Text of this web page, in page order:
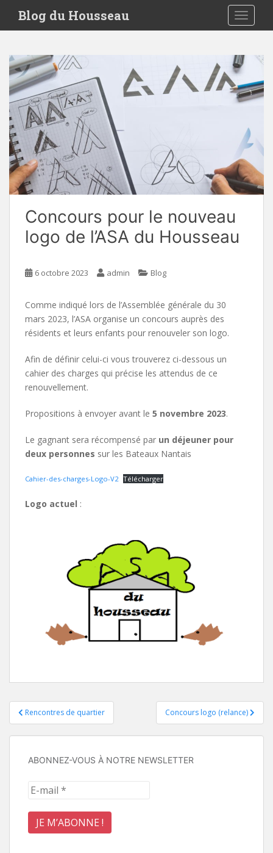
i
Blog du Housseau
Concours pour le nouveau
logo de l’ASA du Housseau
6 octobre 2023 admin Blog
Comme indiqué lors de l’Assemblée générale du 30
mars 2023, l’ASA organise un concours auprès des
résidents et leurs enfants pour renouveler son logo.
Afin de définir celui-ci vous trouverez ci-dessous un
cahier des charges qui précise les attendus de ce
renouvellement.
Propositions à envoyer avant le 5 novembre 2023.
Le gagnant sera récompensé par un déjeuner pour
deux personnes sur les Bateaux Nantais
Cahier-des-charges-Logo-V2 Télécharger
Logo actuel :
Navigation
de
l’article
Rencontres de quartier Concours logo (relance)
ABONNEZ-VOUS À NOTRE NEWSLETTER